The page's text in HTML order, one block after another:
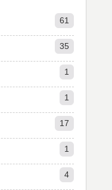
61
35
1
1
17
1
4